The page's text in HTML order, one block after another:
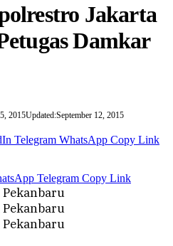
Jakarta
Damkar
2015Updated:September 12, 2015
Telegram WhatsApp Copy Link
Telegram Copy Link